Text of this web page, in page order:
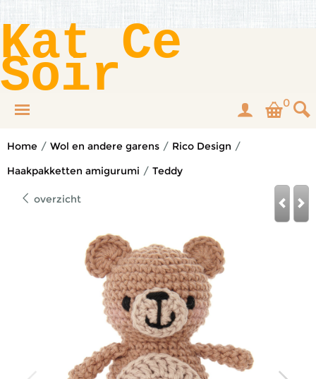
Kat Ce
Soir 0
Home / Wol en andere garens / Rico Design /
Haakpakketten amigurumi / Teddy
overzicht